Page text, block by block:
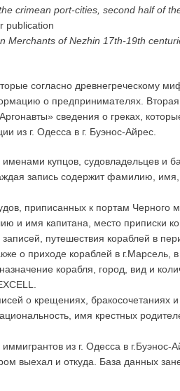
crimean port-cities, second half of
publication
Merchants of Nezhin 17th-19th
согласно древнегреческому
о предпринимателях.
сведения о греках,
из г. Одесса в г. Буэнос-Айрес.
купцов, судовладельцев и
запись содержит фамилию,
приписанных к портам Черного
и имя капитана, место приписки
путешествия кораблей в
о приходе кораблей в
корабля, город, вид и
о крещениях, бракосочетаниях
имя крестных
из г. Одесса в
выехал и откуда. База данных